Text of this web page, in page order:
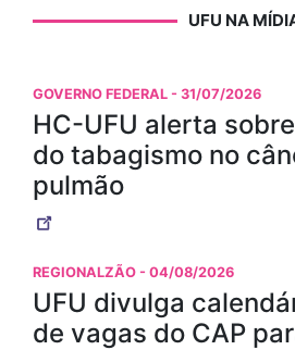
UFU NA
GOVERNO FEDERAL - 31/07/2026
HC-UFU alerta
do tabagismo no
pulmão
REGIONALZÃO - 04/08/2026
UFU divulga
de vagas do CAP